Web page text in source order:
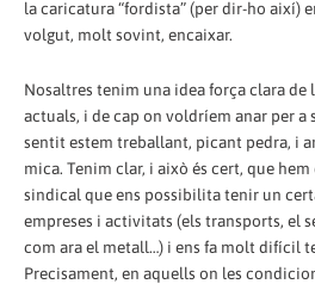
la caricatura “fordista” (per dir-ho així)
volgut, molt sovint, encaixar.
Nosaltres tenim una idea força clara
actuals, i de cap on voldríem anar per a
sentit estem treballant, picant pedra, i
mica. Tenim clar, i això és cert, que
sindical que ens possibilita tenir un
empreses i activitats (els transports, el
com ara el metall…) i ens fa molt difícil
Precisament, en aquells on les